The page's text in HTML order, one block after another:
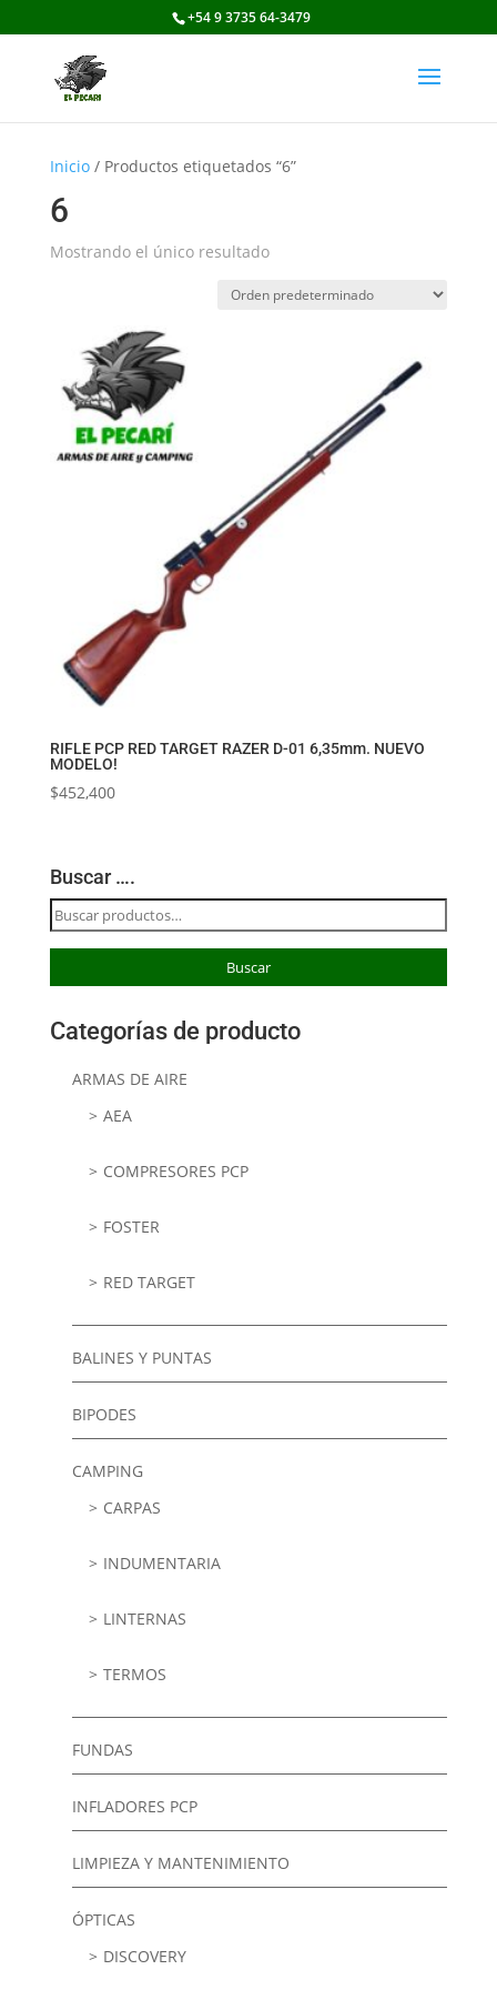
+54 9 3735 64-3479
Inicio/ Productos etiquetados “6”
6
Mostrando el único resultado
RIFLE PCP RED TARGET RAZER D-01 6,35mm. NUEVO
MODELO!
$452,400
Buscar ….
Buscar
por:
Buscar
Categorías de producto
ARMAS DE AIRE
AEA
COMPRESORES PCP
FOSTER
RED TARGET
BALINES Y PUNTAS
BIPODES
CAMPING
CARPAS
INDUMENTARIA
LINTERNAS
TERMOS
FUNDAS
INFLADORES PCP
LIMPIEZA Y MANTENIMIENTO
ÓPTICAS
DISCOVERY